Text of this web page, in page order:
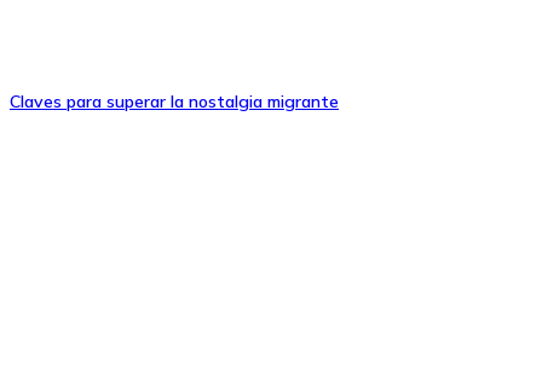
Claves para superar la nostalgia migrante